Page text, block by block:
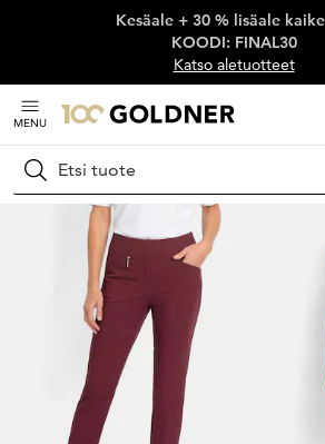
Ohita siirtymä, siirry pääsisältöön
Kesäale + 30 % lisäale
KOODI: FINAL30
Katso aletuotteet
MENU
Hae
Koti